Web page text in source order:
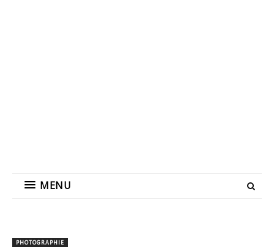
MENU
PHOTOGRAPHIE